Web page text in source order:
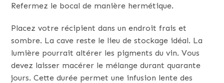
Refermez le bocal de manière hermétique.
Placez votre récipient dans un endroit frais et
sombre. La cave reste le lieu de stockage idéal. La
lumière pourrait altérer les pigments du vin. Vous
devez laisser macérer le mélange durant quarante
jours. Cette durée permet une infusion lente des